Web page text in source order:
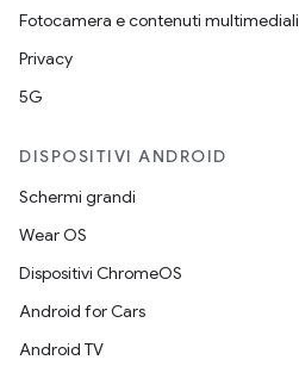
Fotocamera e contenuti multimediali
Privacy
5G
DISPOSITIVI ANDROID
Schermi grandi
Wear OS
Dispositivi ChromeOS
Android for Cars
Android TV